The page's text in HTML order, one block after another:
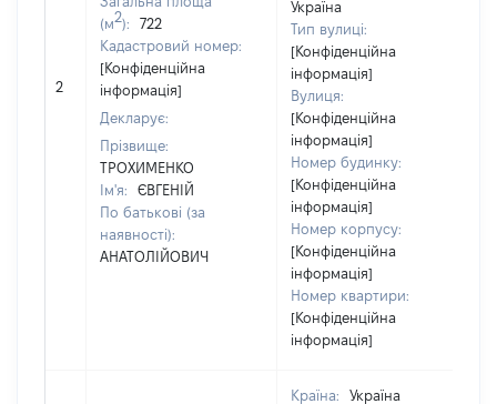
2
(м2):
722
Кадастровий номер:
[Конфіденційна
інформація]
Декларує:
Прізвище:
ТРОХИМЕНКО
Ім'я:
ЄВГЕНІЙ
По батькові (за
наявності):
АНАТОЛІЙОВИЧ
Україна
Тип вулиці:
[Конфіденційна
інформація]
Вулиця:
[Конфіденційна
інформація]
Номер будинку:
[Конфіденційна
інформація]
Номер корпусу:
[Конфіденційна
інформація]
Номер квартири:
[Конфіденційна
інформація]
Країна:
Україна